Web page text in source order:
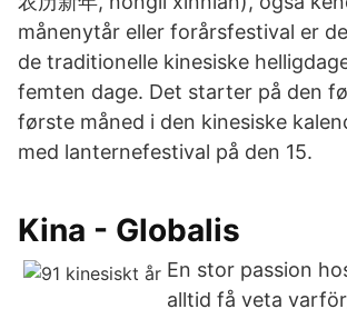
månenytår eller forårsfestival er
de traditionelle kinesiske
femten dage. Det starter på den
første måned i den kinesiske
med lanternefestival på den 15.
Kina - Globalis
En stor passion
alltid få veta